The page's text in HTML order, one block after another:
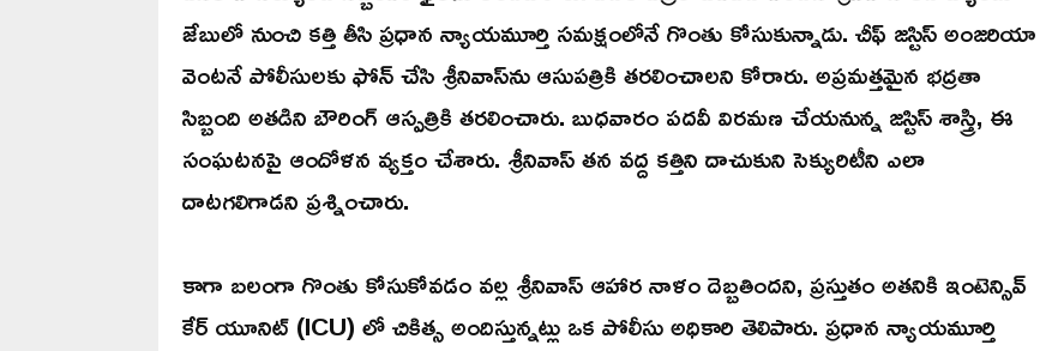
జేబులో నుంచి కత్తి తీసి ప్రధాన న్యాయమూర్తి సమక్షంలోనే గొంతు కోసుకున్నాడు. చీఫ్ జస్టిస్ అంజరియా
వెంటనే పోలీసులకు ఫోన్ చేసి శ్రీనివాస్‌ను ఆసుపత్రికి తరలించాలని కోరారు. అప్రమత్తమైన భద్రతా
సిబ్బంది అతడిని బౌరింగ్ ఆస్పత్రికి తరలించారు. బుధవారం పదవీ విరమణ చేయనున్న జస్టిస్ శాస్త్రి, ఈ
సంఘటనపై ఆందోళన వ్యక్తం చేశారు. శ్రీనివాస్‌ తన వద్ద కత్తిని దాచుకుని సెక్యురిటీని ఎలా
దాటగలిగాడని ప్రశ్నించారు.
కాగా బలంగా గొంతు కోసుకోవడం వల్ల శ్రీనివాస్‌ ఆహార నాళం దెబ్బతిందని, ప్రస్తుతం అతనికి ఇంటెన్సివ్
కేర్ యూనిట్ (ICU) లో చికిత్స అందిస్తున్నట్లు ఒక పోలీసు అధికారి తెలిపారు. ప్రధాన న్యాయమూర్తి